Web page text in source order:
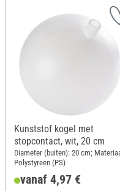
Kunststof kogel met
stopcontact, wit, 20 cm
Diameter (buiten): 20 cm;
Polystyreen (PS)
vanaf 4,97 €